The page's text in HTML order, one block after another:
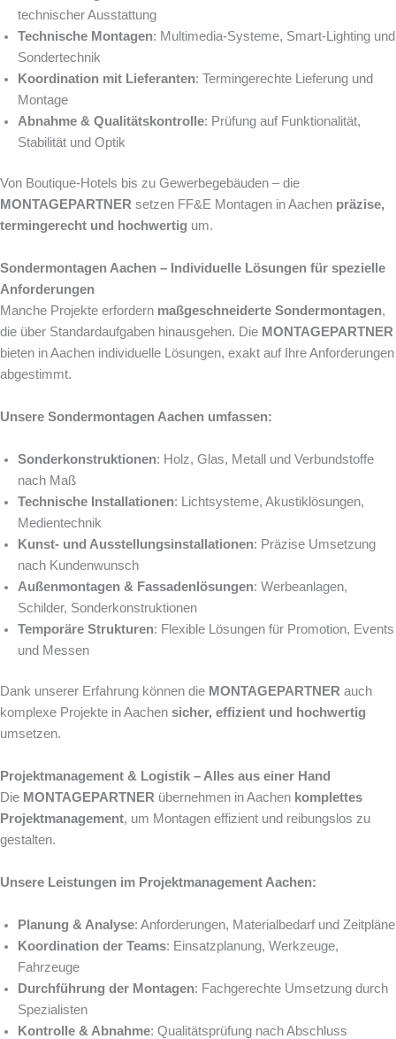
technischer Ausstattung
Technische Montagen: Multimedia-Systeme, Smart-Lighting und
Sondertechnik
Koordination mit Lieferanten: Termingerechte Lieferung und
Montage
Abnahme & Qualitätskontrolle: Prüfung auf Funktionalität,
Stabilität und Optik
Von Boutique-Hotels bis zu Gewerbegebäuden – die
MONTAGEPARTNER setzen FF&E Montagen in Aachen präzise,
termingerecht und hochwertig um.
Sondermontagen Aachen – Individuelle Lösungen für spezielle
Anforderungen
Manche Projekte erfordern maßgeschneiderte Sondermontagen,
die über Standardaufgaben hinausgehen. Die MONTAGEPARTNER
bieten in Aachen individuelle Lösungen, exakt auf Ihre Anforderungen
abgestimmt.
Unsere Sondermontagen Aachen umfassen:
Sonderkonstruktionen: Holz, Glas, Metall und Verbundstoffe
nach Maß
Technische Installationen: Lichtsysteme, Akustiklösungen,
Medientechnik
Kunst- und Ausstellungsinstallationen: Präzise Umsetzung
nach Kundenwunsch
Außenmontagen & Fassadenlösungen: Werbeanlagen,
Schilder, Sonderkonstruktionen
Temporäre Strukturen: Flexible Lösungen für Promotion, Events
und Messen
Dank unserer Erfahrung können die MONTAGEPARTNER auch
komplexe Projekte in Aachen sicher, effizient und hochwertig
umsetzen.
Projektmanagement & Logistik – Alles aus einer Hand
Die MONTAGEPARTNER übernehmen in Aachen komplettes
Projektmanagement, um Montagen effizient und reibungslos zu
gestalten.
Unsere Leistungen im Projektmanagement Aachen:
Planung & Analyse: Anforderungen, Materialbedarf und Zeitpläne
Koordination der Teams: Einsatzplanung, Werkzeuge,
Fahrzeuge
Durchführung der Montagen: Fachgerechte Umsetzung durch
Spezialisten
Kontrolle & Abnahme: Qualitätsprüfung nach Abschluss